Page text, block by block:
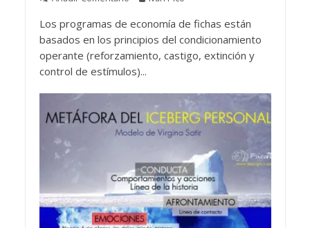
Los programas de economía de fichas están
basados en los principios del condicionamiento
operante (reforzamiento, castigo, extinción y
control de estímulos)...